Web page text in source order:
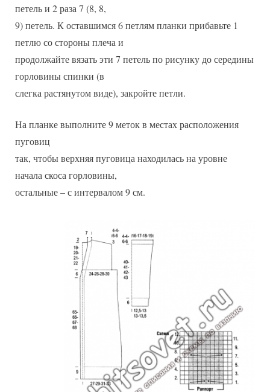
петель и 2 раза 7 (8, 8,
9) петель. К оставшимся 6 петлям планки прибавьте 1
петлю со стороны плеча и
продолжайте вязать эти 7 петель по рисунку до середины
горловины спинки (в
слегка растянутом виде), закройте петли.
На планке выполните 9 меток в местах расположения
пуговиц
так, чтобы верхняя пуговица находилась на уровне
начала скоса горловины,
остальные – с интервалом 9 см.